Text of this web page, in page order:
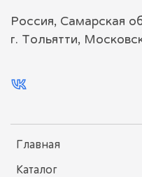
Главная
Каталог
Россия, Самарская
г. Тольятти,